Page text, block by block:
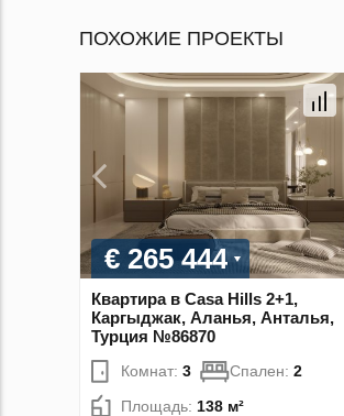
ПОХОЖИЕ ПРОЕКТЫ
€ 265 444
Квартира в Casa Hills 2+1,
Каргыджак, Аланья, Анталья,
Турция №86870
Комнат: 3 Спален: 2
Площадь: 138 м²